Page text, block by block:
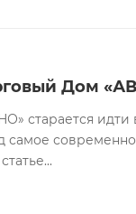
Дом
старается идти
самое